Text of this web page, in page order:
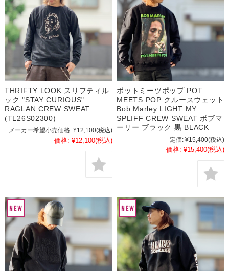
THRIFTY LOOK スリフティル
ック "STAY CURIOUS"
RAGLAN CREW SWEAT
(TL26S02300)
メーカー希望小売価格: ¥12,100(税込)
価格: ¥12,100(税込)
ポットミーツポップ POT
MEETS POP クルースウェット
Bob Marley LIGHT MY
SPLIFF CREW SWEAT ボブマ
ーリー ブラック 黒 BLACK
定価: ¥15,400(税込)
価格: ¥15,400(税込)